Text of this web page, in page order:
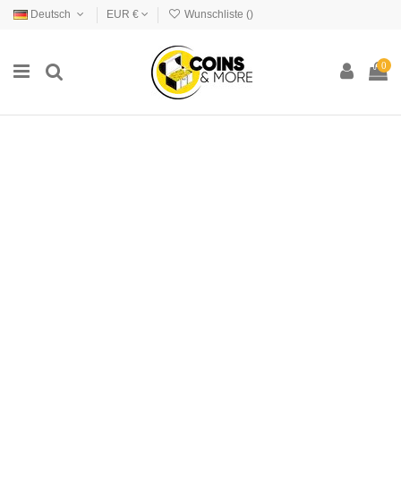
Deutsch EUR € Wunschliste ()
0